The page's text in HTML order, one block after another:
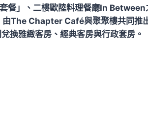
餐」、二樓歐陸料理餐廳In Between
由The Chapter Café與聚聚樓共同推
換雅緻客房、經典客房與行政套房。